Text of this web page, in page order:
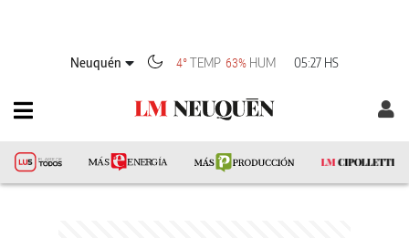
Neuquén 4° TEMP 63% HUM 05:27 HS